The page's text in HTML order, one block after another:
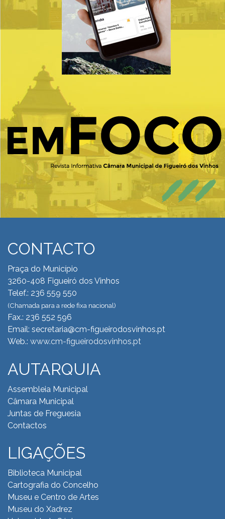
CONTACTO
Praça do Município
3260-408 Figueiró dos Vinhos
Telef.: 236 559 550
(Chamada para a rede fixa nacional)
Fax.: 236 552 596
Email: secretaria@cm-figueirodosvinhos.pt
Web.: www.cm-figueirodosvinhos.pt
AUTARQUIA
Assembleia Municipal
Câmara Municipal
Juntas de Freguesia
Contactos
LIGAÇÕES
Biblioteca Municipal
Cartografia do Concelho
Museu e Centro de Artes
Museu do Xadrez